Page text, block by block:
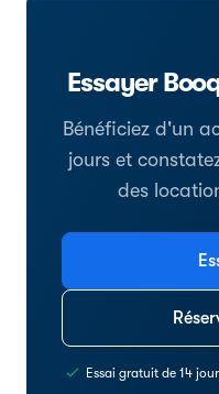
Essayer
Bénéficiez d'un
jours et
des
Essai gratuit de 14